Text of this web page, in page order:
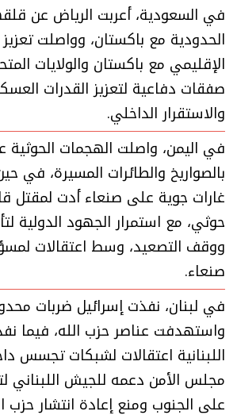
في السعودية، أعربت الرياض عن
الحدودية مع باكستان، وواصلت تعزيز
الإقليمي مع باكستان والولايات
صفقات دفاعية لتعزيز القدرات
والاستقرار الداخلي.
في اليمن، واصلت الهجمات الحوثية
بالصواريخ والطائرات المسيرة، في
غارات جوية على صنعاء أدت لمقتل
حوثي، مع استمرار الجهود الدولية
ووقف التصعيد، وسط اعتقالات
صنعاء.
في لبنان، نفذت إسرائيل ضربات
واستهدفت عناصر حزب الله، فيما
اللبنانية اعتقالات لشبكات تجسس
مجلس الأمن دعمه للجيش اللبناني
على الجنوب ومنع إعادة انتشار حزب